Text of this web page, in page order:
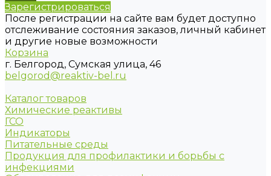
Зарегистрироваться
После регистрации на сайте вам будет доступно
отслеживание состояния заказов, личный кабинет
и другие новые возможности
Корзина
г. Белгород, Сумская улица, 46
belgorod@reaktiv-bel.ru
Каталог товаров
Химические реактивы
ГСО
Индикаторы
Питательные среды
Продукция для профилактики и борьбы с
инфекциями